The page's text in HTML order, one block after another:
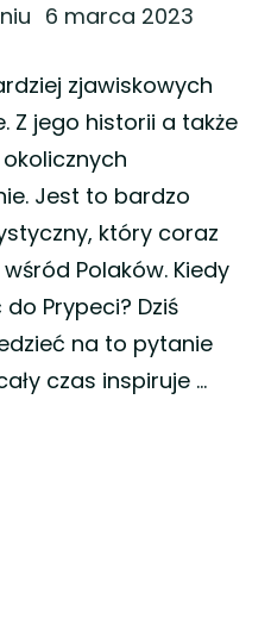
6 marca 2023
zjawiskowych
Z jego historii a także
Jest to bardzo
który coraz
Polaków. Kiedy
Prypeci? Dziś
na to pytanie
czas inspiruje …